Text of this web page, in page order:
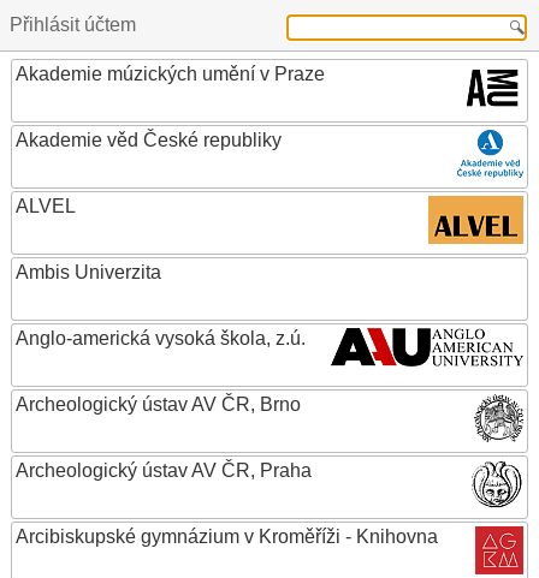
Přihlásit účtem
Akademie múzických umění v Praze
Akademie věd České republiky
ALVEL
Ambis Univerzita
Anglo-americká vysoká škola, z.ú.
Archeologický ústav AV ČR, Brno
Archeologický ústav AV ČR, Praha
Arcibiskupské gymnázium v Kroměříži - Knihovna